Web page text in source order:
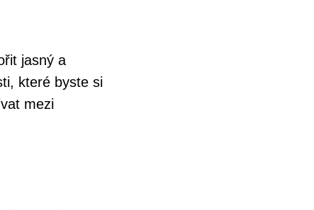
jasný a
které byste si
mezi